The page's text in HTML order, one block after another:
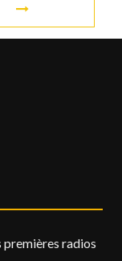
premières radios